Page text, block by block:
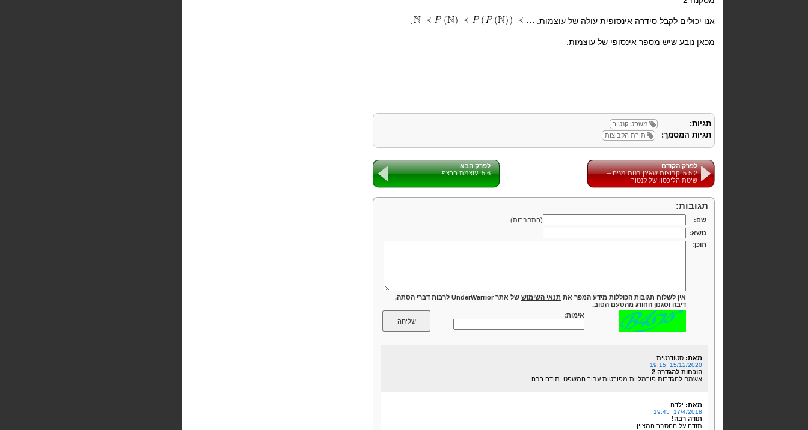
אנו יכולים לקבל סידרה אינסופית עולה של עוצמות:
מכאן נובע שיש מספר אינסופי של עוצמות.
תגיות: משפט קנטור
תגיות המסמך: תורת הקבוצות
לפרק הקודם
5.5.2. קבוצות שאינן בנות מניה –
שיטת הליכסון של קנטור
לפרק הבא
5.6. עוצמת הרצף
תגובות:
שם: (התחברות)
נושא:
תוכן:
אין לשלוח תגובות הכוללות מידע המפר את תנאי השימוש
של אתר UnderWarrior לרבות דברי הסתה,
דיבה וסגנון החורג מהטעם הטוב.
אימות:
מאת: סטודנטית
15/12/2020 19:15
הוכחות להגדרה 2
אשמח להגדרות פורמליות מפורטות עבור המשפט. תודה רבה
מאת: ילדה
17/4/2018 19:45
תודה רבה!
תודה על ההסבר המצוין